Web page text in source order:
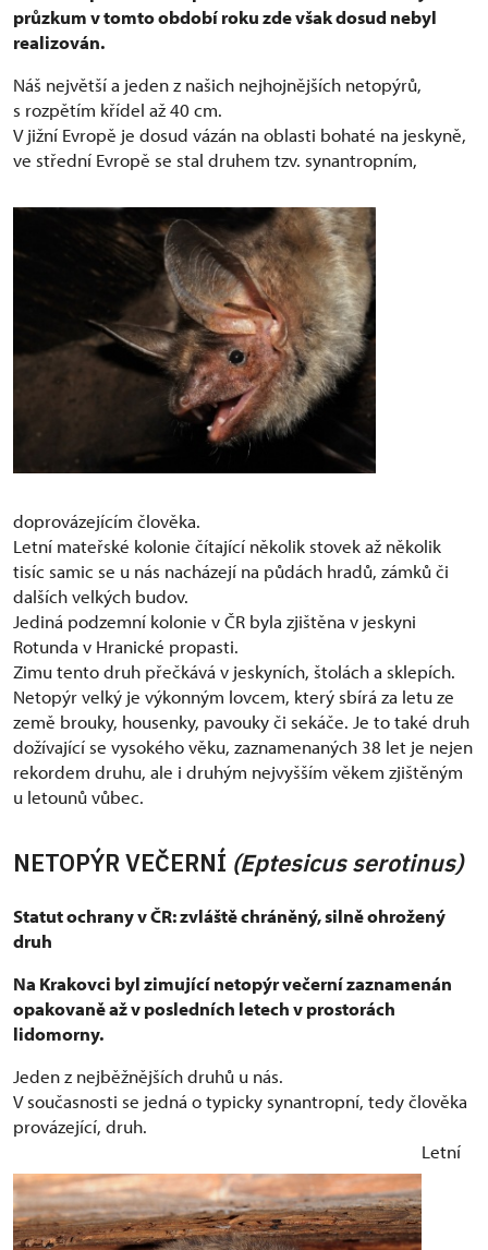
průzkum v tomto období roku zde však dosud nebyl
realizován.
Náš největší a jeden z našich nejhojnějších netopýrů,
s rozpětím křídel až 40 cm.
V jižní Evropě je dosud vázán na oblasti bohaté na jeskyně,
ve střední Evropě se stal druhem tzv. synantropním,
doprovázejícím člověka.
Letní mateřské kolonie čítající několik stovek až několik
tisíc samic se u nás nacházejí na půdách hradů, zámků či
dalších velkých budov.
Jediná podzemní kolonie v ČR byla zjištěna v jeskyni
Rotunda v Hranické propasti.
Zimu tento druh přečkává v jeskyních, štolách a sklepích.
Netopýr velký je výkonným lovcem, který sbírá za letu ze
země brouky, housenky, pavouky či sekáče. Je to také druh
dožívající se vysokého věku, zaznamenaných 38 let je nejen
rekordem druhu, ale i druhým nejvyšším věkem zjištěným
u letounů vůbec.
NETOPÝR VEČERNÍ (Eptesicus serotinus)
Statut ochrany v ČR: zvláště chráněný, silně ohrožený
druh
Na Krakovci byl zimující netopýr večerní zaznamenán
opakovaně až v posledních letech v prostorách
lidomorny.
Jeden z nejběžnějších druhů u nás.
V současnosti se jedná o typicky synantropní, tedy člověka
provázející, druh.
Letní